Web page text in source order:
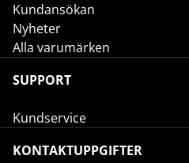
Kundansökan
Nyheter
Alla varumärken
SUPPORT
Kundservice
KONTAKTUPPGIFTER